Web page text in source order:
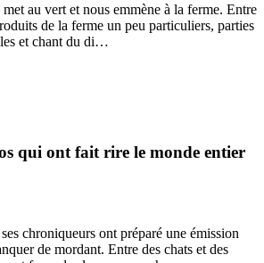
au vert et nous emmène à la ferme. Entre
de la ferme un peu particuliers, parties
et chant du di…
qui ont fait rire le monde entier
chroniqueurs ont préparé une émission
de mordant. Entre des chats et des